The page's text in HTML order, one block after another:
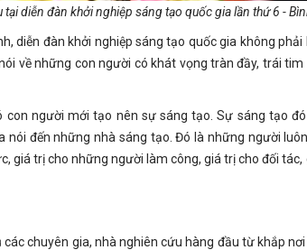
diễn đàn khởi nghiệp sáng tạo quốc gia lần thứ 6 -
diễn đàn khởi nghiệp sáng tạo quốc gia không phải
về những con người có khát vọng tràn đầy, trái
người mới tạo nên sự sáng tạo. Sự sáng tạo
nói đến những nhà sáng tạo. Đó là những người
giá trị cho những người làm công, giá trị cho đối tác,
chuyên gia, nhà nghiên cứu hàng đầu từ khắp